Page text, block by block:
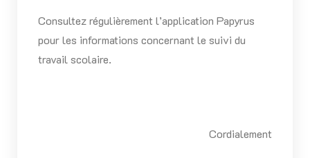
Consultez régulièrement l’application Papyrus
pour les informations concernant le suivi du
travail scolaire.
Cordialement